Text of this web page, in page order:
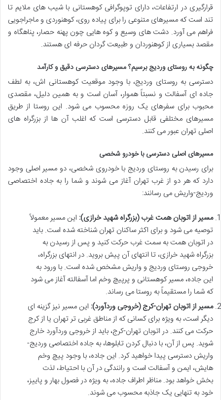
قرارگیری در ارتفاعات، دارای توپوگرافی کوهستانی با شیب های ملایم تا
تند است که مسیرهای متنوعی را برای پیاده روی، کوهنوردی و ماجراجویی
فراهم می آورد. دشت های وسیع و کوه هایی چون پهنه حصار، پناهگاه و
مقصد بسیاری از کوهنوردان و طبیعت گردان حرفه ای هستند.
چگونه به روستای وردیج برسیم؟ مسیرهای دسترسی دقیق و کارآمد
دسترسی به روستای وردیج، با وجود موقعیت کوهستانی اش، به لطف
جاده ای آسفالت و نسبتاً هموار، آسان است و به همین دلیل، مقصدی
محبوب برای سفرهای یک روزه محسوب می شود. این روستا از طریق
مسیرهای مختلفی قابل دسترسی است که اغلب آن ها از بزرگراه های
اصلی تهران عبور می کنند.
مسیرهای اصلی دسترسی با خودرو شخصی
برای رسیدن به روستای وردیج با خودروی شخصی، دو مسیر اصلی وجود
دارد که هر دو از غرب تهران آغاز می شوند و شما را به جاده اختصاصی
وردیج-واریش می رسانند:
مسیر از اتوبان همت غرب (بزرگراه شهید خرازی): این مسیر معمولاً
توصیه می شود و برای اکثر ساکنان تهران شناخته شده است. باید
در اتوبان همت به سمت غرب حرکت کنید و پس از رسیدن به
بزرگراه شهید خرازی، تا انتهای آن پیش بروید. در انتهای بزرگراه،
خروجی روستای وردیج و واریش مشخص شده است. با ورود به
این جاده، مسیر کوهستانی و پرپیچ وخم اما آسفالته آغاز می شود
که شما را مستقیماً به روستا می رساند.
مسیر از اتوبان تهران-کرج (خروجی وردآورد): این مسیر نیز گزینه ای
دیگر است، به ویژه برای کسانی که از مناطق غربی تر تهران یا از کرج
حرکت می کنند. در اتوبان تهران-کرج، باید از خروجی وردآورد خارج
شوید. پس از آن، با دنبال کردن تابلوها، به جاده اختصاصی وردیج-
واریش دسترسی پیدا خواهید کرد. این جاده، با وجود پیچ وخم
هایش، ایمن و آسفالت است و رانندگی در آن با احتیاط، لذت
بخش خواهد بود. مناظر اطراف جاده، به ویژه در فصول بهار و پاییز،
خود به تنهایی یک جاذبه محسوب می شوند.